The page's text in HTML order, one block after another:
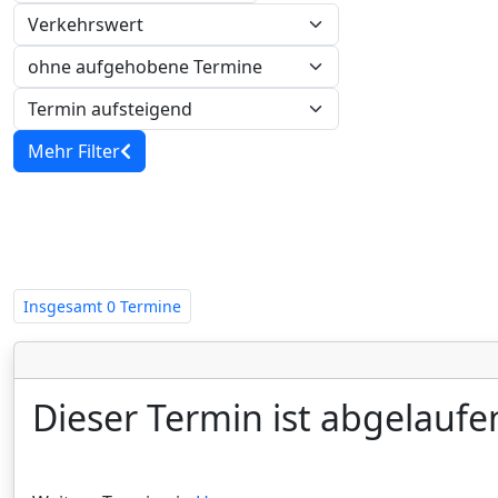
Verkehrswert
Mehr Filter
Insgesamt 0 Termine
Dieser Termin ist